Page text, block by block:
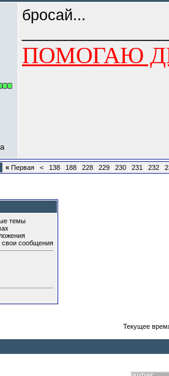
бросай...
ПОМОГАЮ
« Первая < 138 188 228 229 230 231 232
темы
свои сообщения
Текущее